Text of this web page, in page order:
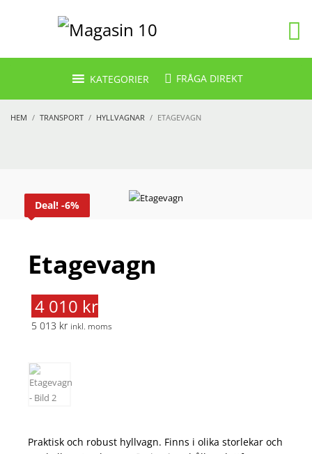
KATEGORIER FRÅGA DIREKT
HEM TRANSPORT HYLLVAGNAR ETAGEVAGN
Deal! -6%
Etagevagn
4 010 kr
5 013 kr inkl. moms
Praktisk och robust hyllvagn. Finns i olika storlekar och